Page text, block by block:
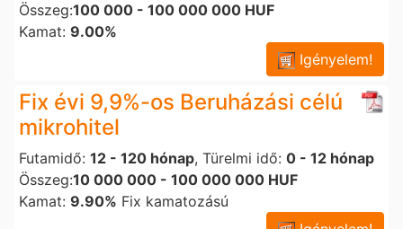
Összeg:100 000 - 100 000 000 HUF
Kamat: 9.00%
Igényelem!
Fix évi 9,9%-os Beruházási célú
mikrohitel
Futamidő: 12 - 120 hónap, Türelmi idő: 0 - 12 hónap
Összeg:10 000 000 - 100 000 000 HUF
Kamat: 9.90% Fix kamatozású